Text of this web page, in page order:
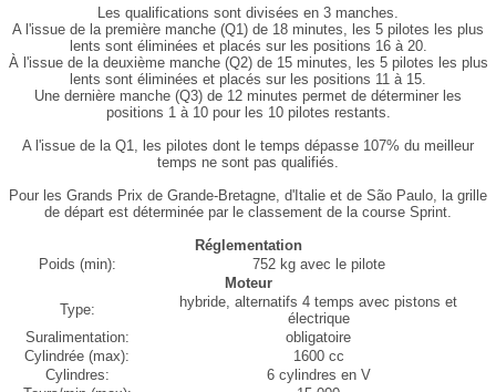
Les qualifications sont divisées en 3 manches.
A l'issue de la première manche (Q1) de 18 minutes, les 5 pilotes les plus
lents sont éliminées et placés sur les positions 16 à 20.
À l'issue de la deuxième manche (Q2) de 15 minutes, les 5 pilotes les plus
lents sont éliminées et placés sur les positions 11 à 15.
Une dernière manche (Q3) de 12 minutes permet de déterminer les
positions 1 à 10 pour les 10 pilotes restants.
A l'issue de la Q1, les pilotes dont le temps dépasse 107% du meilleur
temps ne sont pas qualifiés.
Pour les Grands Prix de Grande-Bretagne, d'Italie et de São Paulo, la grille
de départ est déterminée par le classement de la course Sprint.
Réglementation
Poids (min):
752 kg avec le pilote
Moteur
Type:
hybride, alternatifs 4 temps avec pistons et
électrique
Suralimentation:
obligatoire
Cylindrée (max):
1600 cc
Cylindres:
6 cylindres en V